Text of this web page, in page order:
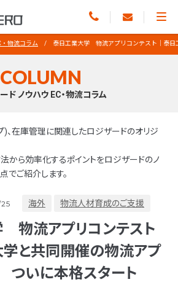
物流コラム 泰日工業大学 物流アプリコンテスト｜泰
COLUMN
ド ノウハウ EC・物流コラム
)、在庫管理に関連したロジザードのオリジ
から効率化するポイントをロジザードのノ
でご紹介します。
海外 物流人材育成のご支援
物流アプリコンテスト
学と共同開催の物流アプ
ついに本格スタート